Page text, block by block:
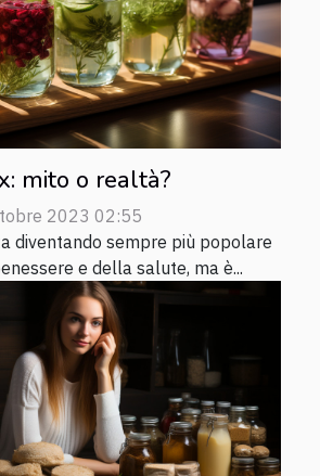
mito o realtà?
2023 02:55
diventando sempre più popolare
e della salute, ma è...